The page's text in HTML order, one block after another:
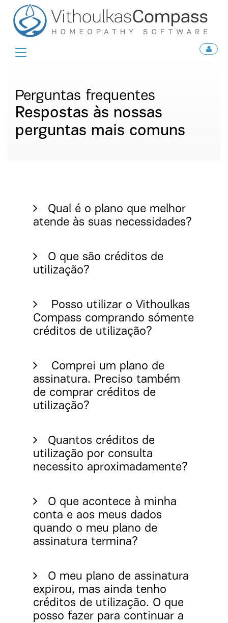
Toggle
Perguntas frequentes
Respostas às nossas
perguntas mais comuns
Qual é o plano que melhor
atende às suas necessidades?
O que são créditos de
utilização?
Posso utilizar o Vithoulkas
Compass comprando sómente
créditos de utilização?
Comprei um plano de
assinatura. Preciso também
de comprar créditos de
utilização?
Quantos créditos de
utilização por consulta
necessito aproximadamente?
O que acontece à minha
conta e aos meus dados
quando o meu plano de
assinatura termina?
O meu plano de assinatura
expirou, mas ainda tenho
créditos de utilização. O que
posso fazer para continuar a